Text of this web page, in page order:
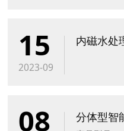
15
2023-09
内磁水处
08 分体型智